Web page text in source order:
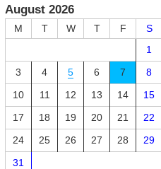
August 2026
M T W T F S
1
3
4 5 6 7 8
10
11 12 13 14 15
17
18 19 20 21 22
24
25 26 27 28 29
31